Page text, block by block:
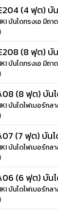
(4 ฟุต) บั
บันไดทรงเอ มีถ
(8 ฟุต) บั
บันไดทรงเอ มีถ
(8 ฟุต) บันไ
บันไดไฟเบอร์ก
(7 ฟุต) บันไ
บันไดไฟเบอร์ก
(6 ฟุต) บันไ
บันไดไฟเบอร์ก